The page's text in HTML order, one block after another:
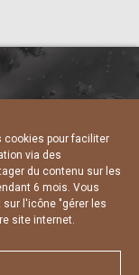
cookies pour faciliter
via des
du contenu sur les
6 mois. Vous
l'icône "gérer les
site internet.
DE CONFIDENTIALITÉ
WEB